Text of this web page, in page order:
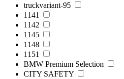
truckvariant-95
1141
1142
1145
1148
1151
BMW Premium Selection
CITY SAFETY